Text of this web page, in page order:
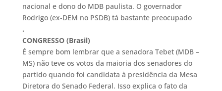
nacional e dono do MDB paulista. O governador
Rodrigo (ex-DEM no PSDB) tá bastante preocupado
.
CONGRESSO (Brasil)
É sempre bom lembrar que a senadora Tebet (MDB –
MS) não teve os votos da maioria dos senadores do
partido quando foi candidata à presidência da Mesa
Diretora do Senado Federal. Isso explica o fato da